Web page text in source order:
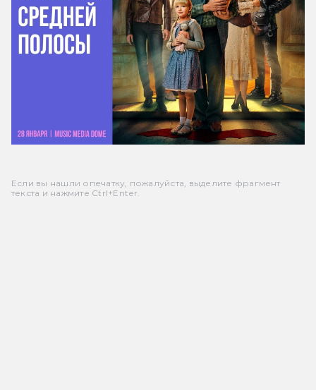
Если вы нашли опечатку, пожалуйста, выделите фрагмент
текста и нажмите Ctrl+Enter.